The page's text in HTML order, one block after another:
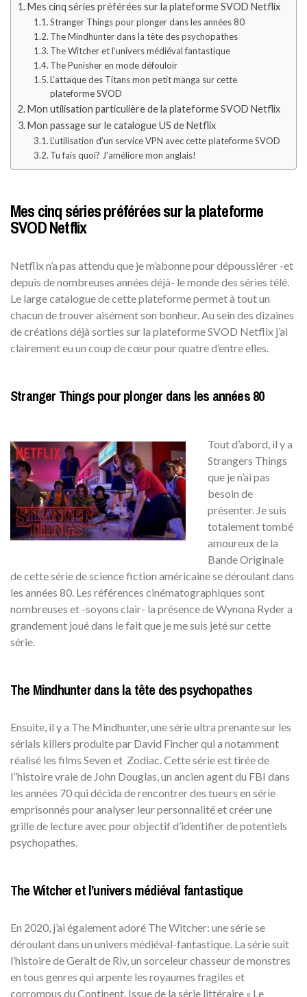
Mes cinq séries préférées sur la plateforme SVOD Netflix
Stranger Things pour plonger dans les années 80
The Mindhunter dans la tête des psychopathes
The Witcher et l’univers médiéval fantastique
The Punisher en mode défouloir
L’attaque des Titans mon petit manga sur cette
plateforme SVOD
Mon utilisation particulière de la plateforme SVOD Netflix
Mon passage sur le catalogue US de Netflix
L’utilisation d’un service VPN avec cette plateforme SVOD
Tu fais quoi? J’améliore mon anglais!
Mes cinq séries préférées sur la plateforme
SVOD Netflix
Netflix n’a pas attendu que je m’abonne pour dépoussiérer -et
depuis de nombreuses années déjà- le monde des séries télé.
Le large catalogue de cette plateforme permet à tout un
chacun de trouver aisément son bonheur. Au sein des dizaines
de créations déjà sorties sur la plateforme SVOD Netflix j’ai
clairement eu un coup de cœur pour quatre d’entre elles.
Stranger Things pour plonger dans les années 80
Tout d’abord, il y a
Strangers Things
que je n’ai pas
besoin de
présenter. Je suis
totalement tombé
amoureux de la
Bande Originale
de cette série de science fiction américaine se déroulant dans
les années 80. Les références cinématographiques sont
nombreuses et -soyons clair- la présence de Wynona Ryder a
grandement joué dans le fait que je me suis jeté sur cette
série.
The Mindhunter dans la tête des psychopathes
Ensuite, il y a The Mindhunter, une série ultra prenante sur les
sérials killers produite par David Fincher qui a notamment
réalisé les films Seven et Zodiac. Cette série est tirée de
l’’histoire vraie de John Douglas, un ancien agent du FBI dans
les années 70 qui décida de rencontrer des tueurs en série
emprisonnés pour analyser leur personnalité et créer une
grille de lecture avec pour objectif d’identifier de potentiels
psychopathes.
The Witcher et l’univers médiéval fantastique
En 2020, j’ai également adoré The Witcher: une série se
déroulant dans un univers médiéval-fantastique. La série suit
l’histoire de Geralt de Riv, un sorceleur chasseur de monstres
en tous genres qui arpente les royaumes fragiles et
corrompus du Continent. Issue de la série littéraire « Le